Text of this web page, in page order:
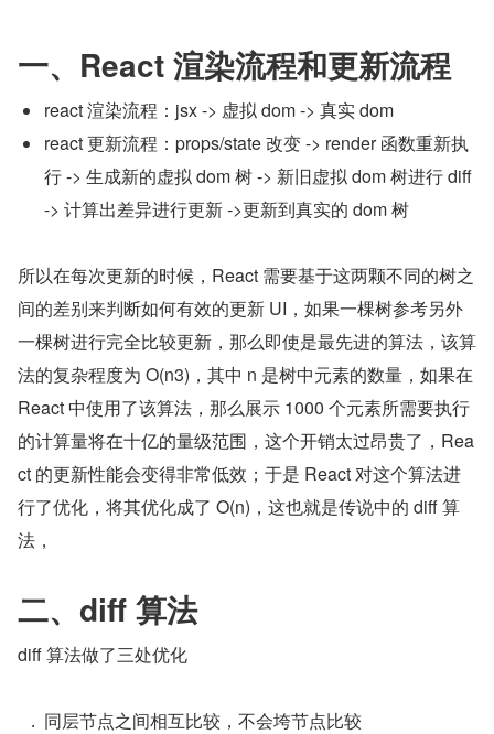
一、React 渲染流程和更新流程
react 渲染流程：jsx -> 虚拟 dom -> 真实 dom
react 更新流程：props/state 改变 -> render 函数重新执
行 -> 生成新的虚拟 dom 树 -> 新旧虚拟 dom 树进行 diff
-> 计算出差异进行更新 ->更新到真实的 dom 树
所以在每次更新的时候，React 需要基于这两颗不同的树之
间的差别来判断如何有效的更新 UI，如果一棵树参考另外
一棵树进行完全比较更新，那么即使是最先进的算法，该算
法的复杂程度为 O(n3)，其中 n 是树中元素的数量，如果在
React 中使用了该算法，那么展示 1000 个元素所需要执行
的计算量将在十亿的量级范围，这个开销太过昂贵了，Rea
ct 的更新性能会变得非常低效；于是 React 对这个算法进
行了优化，将其优化成了 O(n)，这也就是传说中的 diff 算
法，
二、diff 算法
diff 算法做了三处优化
同层节点之间相互比较，不会垮节点比较